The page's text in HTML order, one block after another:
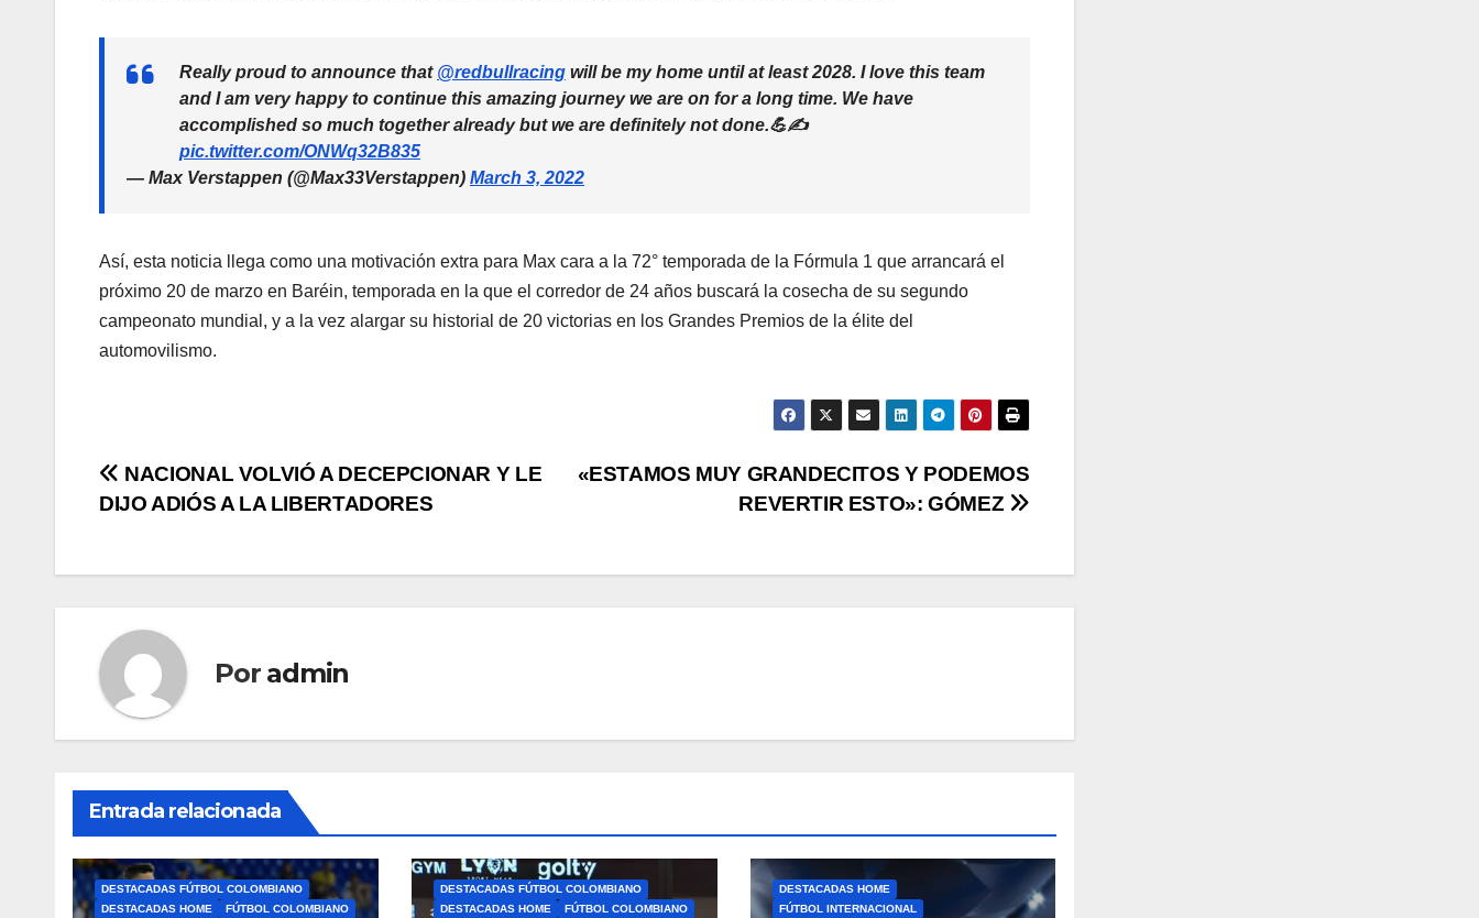
Really proud to announce that @redbullracing will be my home until at least 2028. I love this team
and I am very happy to continue this amazing journey we are on for a long time. We have
accomplished so much together already but we are definitely not done.💪✍️
pic.twitter.com/ONWq32B835
— Max Verstappen (@Max33Verstappen) March 3, 2022
Así, esta noticia llega como una motivación extra para Max cara a la 72° temporada de la Fórmula 1 que arrancará el
próximo 20 de marzo en Baréin, temporada en la que el corredor de 24 años buscará la cosecha de su segundo
campeonato mundial, y a la vez alargar su historial de 20 victorias en los Grandes Premios de la élite del
automovilismo.
«ESTAMOS MUY GRANDECITOS Y PODEMOS
REVERTIR ESTO»: GÓMEZ
NACIONAL VOLVIÓ A DECEPCIONAR Y LE
DIJO ADIÓS A LA LIBERTADORES
Por admin
Entrada relacionada
DESTACADAS FÚTBOL COLOMBIANO
DESTACADAS HOME
FÚTBOL COLOMBIANO
DESTACADAS FÚTBOL COLOMBIANO
DESTACADAS HOME
FÚTBOL COLOMBIANO
DESTACADAS HOME
FÚTBOL INTERNACIONAL